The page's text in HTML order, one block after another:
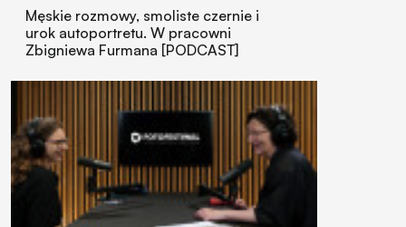
Męskie rozmowy, smoliste czernie i
urok autoportretu. W pracowni
Zbigniewa Furmana [PODCAST]